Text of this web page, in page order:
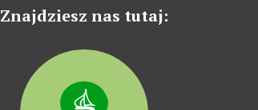
Znajdziesz nas tutaj: